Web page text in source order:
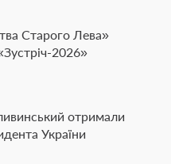
Старого Лева»
2026»
отримали
України